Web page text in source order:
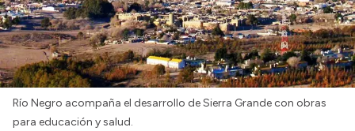
Río Negro acompaña el desarrollo de Sierra Grande con obras
para educación y salud.